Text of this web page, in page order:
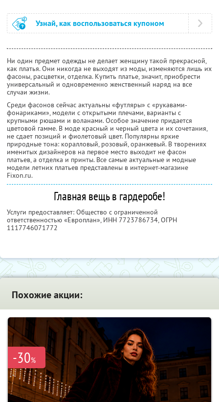
Узнай, как воспользоваться купоном
Ни один предмет одежды не делает женщину такой прекрасной,
как платья. Они никогда не выходят из моды, изменяются лишь их
фасоны, расцветки, отделка. Купить платье, значит, приобрести
универсальный и одновременно женственный наряд на все
случаи жизни.
Среди фасонов сейчас актуальны «футляры» с «рукавами-
фонариками», модели с открытыми плечами, варианты с
крупными рюшами и воланами. Особое значение придается
цветовой гамме. В моде красный и черный цвета и их сочетания,
не сдает позиций и фиолетовый цвет. Популярны яркие
природные тона: коралловый, розовый, оранжевый. В творениях
именитых дизайнеров на первое место выходит не фасон
платьев, а отделка и принты. Все самые актуальные и модные
модели летних платьев представлены в интернет-магазине
Fixon.ru.
Главная вещь в гардеробе!
Услуги предоставляет: Общество с ограниченной
ответственностью «Европлан», ИНН 7723786734, ОГРН
1117746071772
Похожие акции:
-30%